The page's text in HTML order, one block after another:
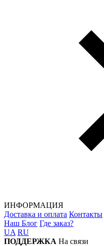
ИНФОРМАЦИЯ
Доставка и оплата Контакты
Наш Блог Где заказ?
UA RU
ПОДДЕРЖКА На связи